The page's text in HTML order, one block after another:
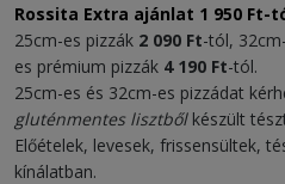
Rossita Extra ajánlat 1 950 Ft-
25cm-es pizzák 2 090 Ft-tól,
es prémium pizzák 4 190 Ft-tól.
25cm-es és 32cm-es pizzádat
gluténmentes lisztbőlkészült
Előételek, levesek, frissensültek,
kínálatban.